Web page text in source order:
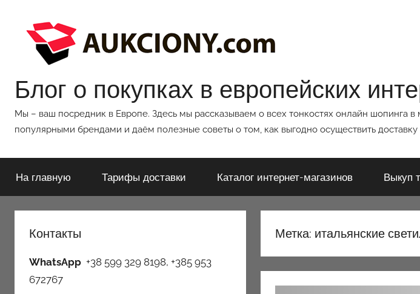
содержимому
Блог о покупках в европейских
Мы – ваш посредник в Европе. Здесь мы рассказываем о всех тонкостях онлайн шопинга
популярными брендами и даём полезные советы о том, как выгодно осуществить доставку
На главную Тарифы доставки Каталог интернет-магазинов Выкуп
Метка: итальянские
Контакты
WhatsApp +38 599 329 8198, +385 953
672767